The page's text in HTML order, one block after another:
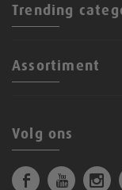
Trending
Assortiment
Volg ons